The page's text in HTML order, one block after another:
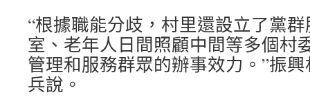
“根據職能分歧，村里還設立了黨
室、老年人日間照顧中間等多個村
管理和服務群眾的辦事效力。”振
兵說。